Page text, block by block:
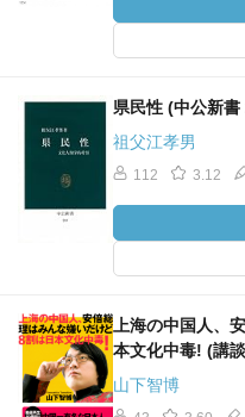
県民性 (中公新書
祖父江孝男
112 3.12
上海の中国人、
本文化中毒! (講
山下智博